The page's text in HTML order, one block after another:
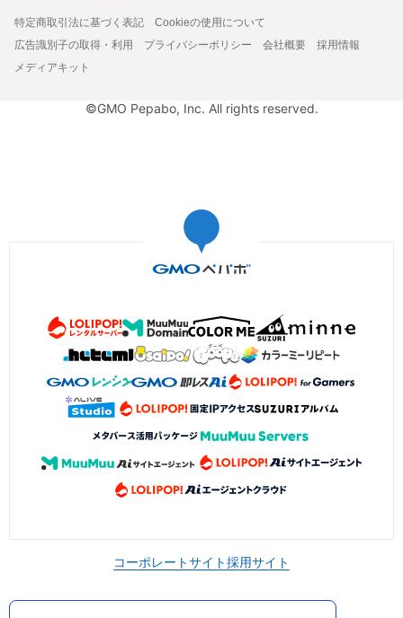
特定商取引法に基づく表記
Cookieの使用について
広告識別子の取得・利用
プライバシーポリシー 会社概要
採用情報
メディアキット
©GMO Pepabo, Inc. All rights reserved.
コーポレートサイト採用サイト